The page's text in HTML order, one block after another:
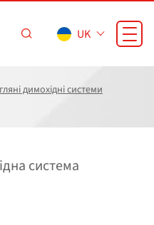
UK
димохідні системи
система